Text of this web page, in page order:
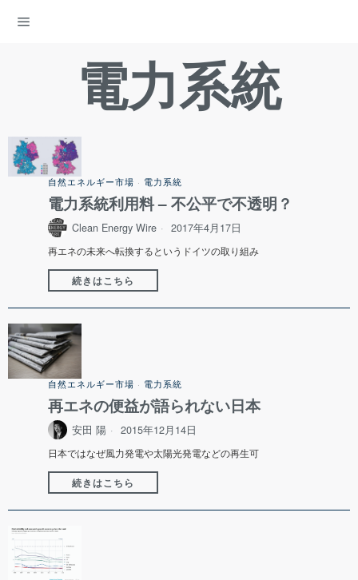
電力系統
自然エネルギー市場 · 電力系統
電力系統利用料 – 不公平で不透明？
Clean Energy Wire 2017年4月17日
再エネの未来へ転換するというドイツの取り組み
続きはこちら
自然エネルギー市場 · 電力系統
再エネの便益が語られない日本
安田 陽 2015年12月14日
日本ではなぜ風力発電や太陽光発電などの再生可
続きはこちら